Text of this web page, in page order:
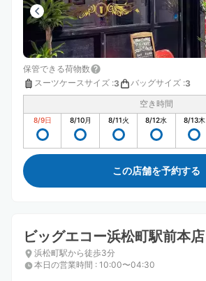
保管できる荷物数
スーツケースサイズ :3 バッグサイズ :3
空き時間
8/9日 8/10月 8/11火 8/12水 8/13木
この店舗を予約する
ビッグエコー浜松町駅前本店
浜松町駅から徒歩3分
本日の営業時間 : 10:00〜04:30